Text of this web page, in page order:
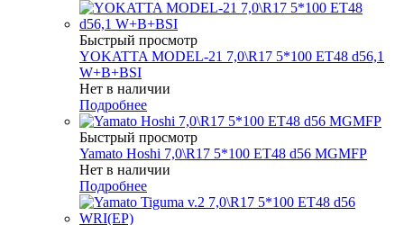
Быстрый просмотр
YOKATTA MODEL-21 7,0\R17 5*100 ET48 d56,1
W+B+BSI
Нет в наличии
Подробнее
Быстрый просмотр
Yamato Hoshi 7,0\R17 5*100 ET48 d56 MGMFP
Нет в наличии
Подробнее